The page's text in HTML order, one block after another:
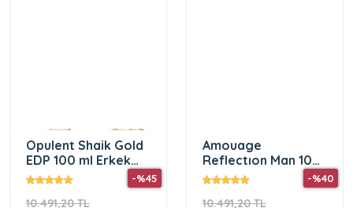
Opulent Shaik Gold
EDP 100 ml Erkek
Parfüm
10.491,20 TL
-%45
Amouage
Reflectıon Man 100
Ml Edp Erkek
10.491,20 TL
-%40